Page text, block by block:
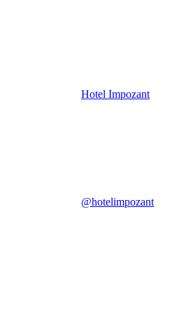
Hotel Impozant
@hotelimpozant